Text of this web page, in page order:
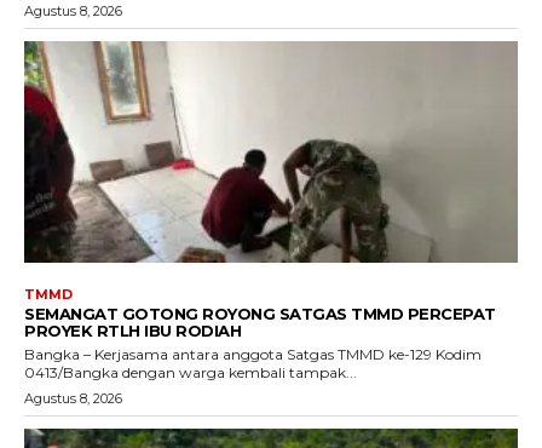
Agustus 8, 2026
TMMD
SEMANGAT GOTONG ROYONG SATGAS TMMD PERCEPAT
PROYEK RTLH IBU RODIAH
Bangka – Kerjasama antara anggota Satgas TMMD ke-129 Kodim
0413/Bangka dengan warga kembali tampak...
Agustus 8, 2026